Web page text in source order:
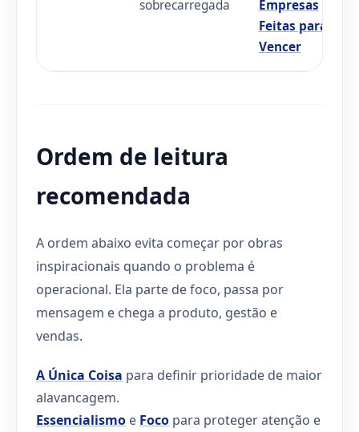
sobrecarregada
Empresas
Feitas para
Vencer
Ordem de leitura
recomendada
A ordem abaixo evita começar por obras
inspiracionais quando o problema é
operacional. Ela parte de foco, passa por
mensagem e chega a produto, gestão e
vendas.
A Única Coisa para definir prioridade de maior
alavancagem.
Essencialismo e Foco para proteger atenção e